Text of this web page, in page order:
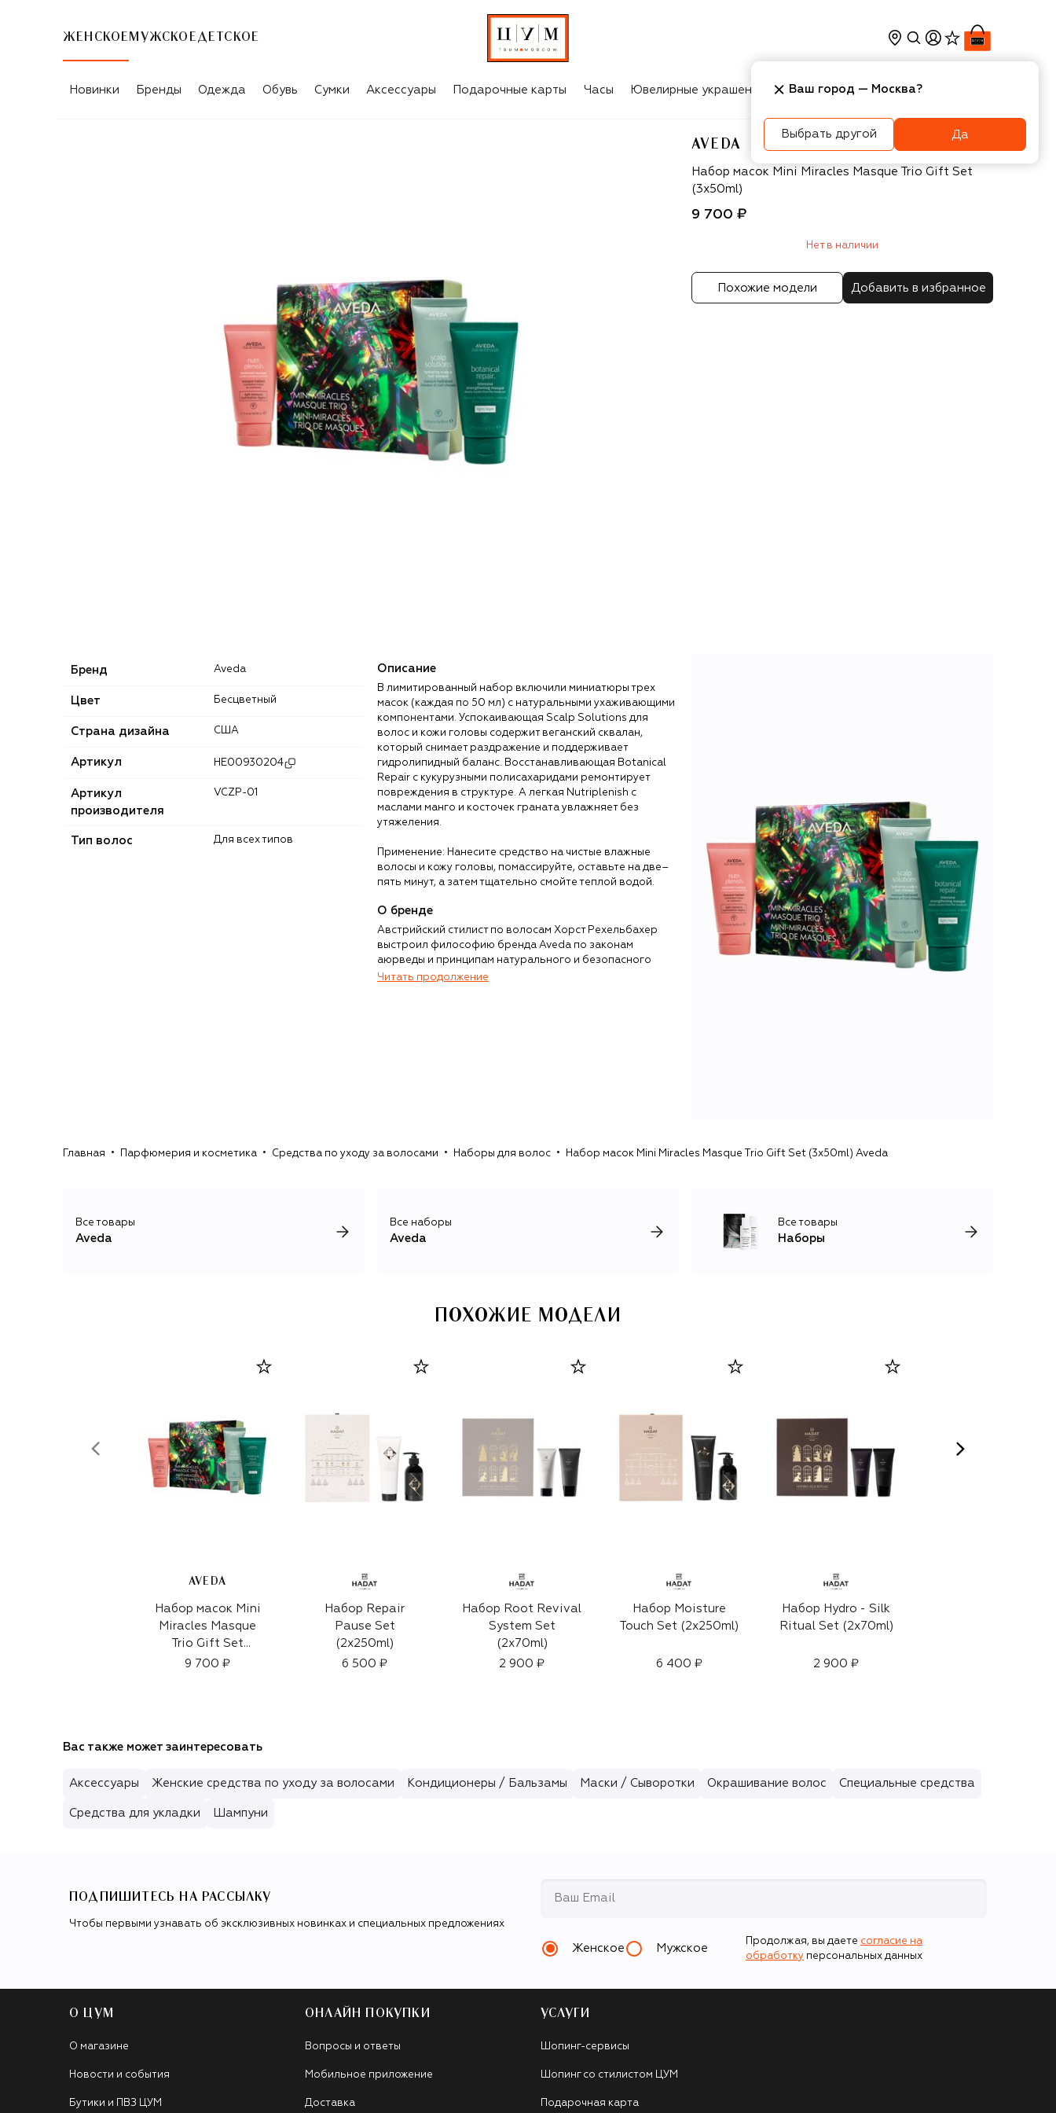
ЖЕНСКОЕ МУЖСКОЕ ДЕТСКОЕ
Новинки Бренды Одежда Обувь Сумки Аксессуары Подарочные карты Часы Ювелирные украшения Косметика Интерьер
AVEDA
Aveda
Набор масок Mini Miracles Masque Trio Gift Set
(3x50ml)
9 700 ₽
Нет в наличии
Похожие модели Добавить в избранное
Бренд Aveda
Цвет Бесцветный
Страна дизайна США
Артикул HE00930204
Артикул
производителя
VCZP-01
Тип волос Для всех типов
Описание
В лимитированный набор включили миниатюры трех
масок (каждая по 50 мл) с натуральными ухаживающими
компонентами. Успокаивающая Scalp Solutions для
волос и кожи головы содержит веганский сквалан,
который снимает раздражение и поддерживает
гидролипидный баланс. Восстанавливающая Botanical
Repair с кукурузными полисахаридами ремонтирует
повреждения в структуре. А легкая Nutriplenish с
маслами манго и косточек граната увлажняет без
утяжеления.
Применение: Нанесите средство на чистые влажные
волосы и кожу головы, помассируйте, оставьте на две–
пять минут, а затем тщательно смойте теплой водой.
О бренде
Австрийский стилист по волосам Хорст Рехельбахер
выстроил философию бренда Aveda по законам
аюрведы и принципам натурального и безопасного
состава.
поддерживает социальные инициативы по улучшению
экологической ситуации: не тестирует продукцию на
Читать продолжение
Главная Парфюмерия и косметика Средства по уходу за волосами Наборы для волос Набор масок Mini Miracles Masque Trio Gift Set (3x50ml) Aveda
Все товары
Aveda
Все наборы
Aveda
Все товары
Наборы
ПОХОЖИЕ МОДЕЛИ
AVEDA
Набор масок Mini
Miracles Masque
Trio Gift Set
(3x50ml)
9 700 ₽
Набор Repair
Pause Set
(2x250ml)
6 500 ₽
Набор Root Revival
System Set
(2x70ml)
2 900 ₽
Набор Moisture
Touch Set (2x250ml)
6 400 ₽
Набор Hydro - Silk
Ritual Set (2x70ml)
2 900 ₽
Вас также может заинтересовать
Аксессуары Женские средства по уходу за волосами Кондиционеры / Бальзамы Маски / Сыворотки Окрашивание волос Специальные средства
Средства для укладки Шампуни
ПОДПИШИТЕСЬ НА РАССЫЛКУ
Чтобы первыми узнавать об эксклюзивных новинках и специальных предложениях
Женское Мужское
Продолжая, вы даете согласие на
обработку персональных данных
О ЦУМ
О магазине
Новости и события
Бутики и ПВЗ ЦУМ
ОНЛАЙН ПОКУПКИ
Вопросы и ответы
Мобильное приложение
Доставка
УСЛУГИ
Шопинг-сервисы
Шопинг со стилистом ЦУМ
Подарочная карта
Ваш город — Москва?
Выбрать другой Да